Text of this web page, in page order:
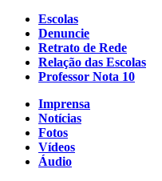
Escolas
Denuncie
Retrato de Rede
Relação das Escolas
Professor Nota 10
Imprensa
Notícias
Fotos
Vídeos
Áudio